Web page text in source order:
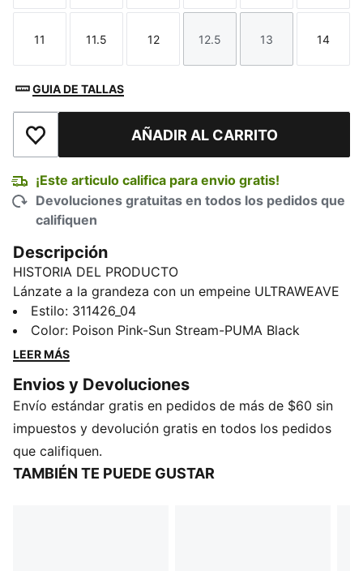
Talla
11
Talla
11.5
Talla
12
Talla
12.5
Talla
13
Talla
14
GUIA DE TALLAS
Añadir a la lista de deseosAÑADIR AL CARRITO
¡Este articulo califica para envio gratis!
Devoluciones gratuitas en todos los pedidos que
califiquen
Descripción
HISTORIA DEL PRODUCTO
Lánzate a la grandeza con un empeine ULTRAWEAVE
para una precisión ligera y una PLANCHA DE PEBAX
DE DENSIDAD DOBLE para una propulsión explosiva.
La correa del mediopié te mantiene seguro, mientras
pista. Supera tus límites y domina tus saltos.
DETALLES
Ancho: Regular
Tipo de puntera: Redondeado
Ajuste: Cordones
Estilo: 311426_04
Color: Poison Pink-Sun Stream-PUMA Black
LEER MÁS
Envios y Devoluciones
Envío estándar gratis en pedidos de más de $60 sin
impuestos y devolución gratis en todos los pedidos
que califiquen.
TAMBIÉN TE PUEDE GUSTAR